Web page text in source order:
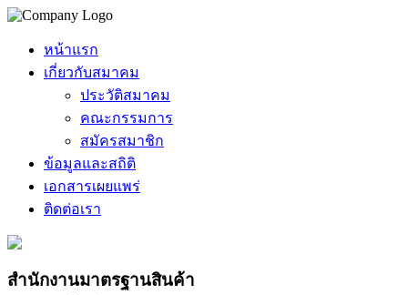
หน้าแรก
เกี่ยวกับสมาคม
ประวัติสมาคม
คณะกรรมการ
สมัครสมาชิก
ข้อมูลและสถิติ
เอกสารเผยแพร่
ติดต่อเรา
สำนักงานมาตรฐานสินค้า